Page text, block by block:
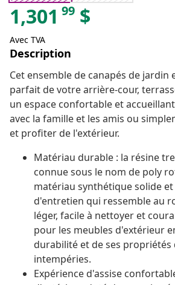
1,301 99 $
Avec TVA
Description
Cet ensemble de canapés de jardin
parfait de votre arrière-cour,
un espace confortable et
avec la famille et les amis ou
et profiter de l'extérieur.
Matériau durable : la résine
connue sous le nom de poly
matériau synthétique solide
d'entretien qui ressemble au
léger, facile à nettoyer et
pour les meubles d'extérieur
durabilité et de ses propriétés
intempéries.
Expérience d'assise